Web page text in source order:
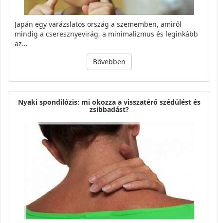
Japán egy varázslatos ország a szememben, amiről
mindig a cseresznyevirág, a minimalizmus és leginkább
az…
Bővebben
Nyaki spondilózis: mi okozza a visszatérő szédülést és
zsibbadást?